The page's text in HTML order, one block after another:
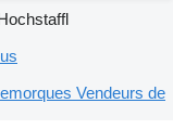
Vendeurs de